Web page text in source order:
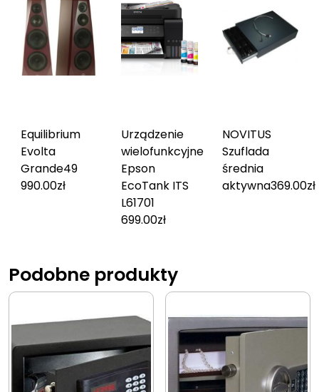
Equilibrium
Evolta
Grande49
990.00zł
Urządzenie
wielofunkcyjne
Epson
EcoTank ITS
L61701
699.00zł
NOVITUS
Szuflada
średnia
aktywna369.00zł
Podobne produkty